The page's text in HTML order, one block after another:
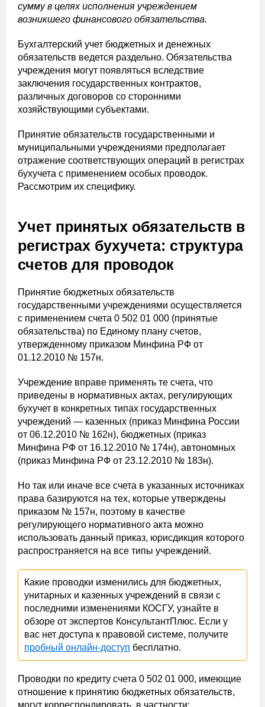
сумму в целях исполнения учреждением
возникшего финансового обязательства.
Бухгалтерский учет бюджетных и денежных
обязательств ведется раздельно. Обязательства
учреждения могут появляться вследствие
заключения государственных контрактов,
различных договоров со сторонними
хозяйствующими субъектами.
Принятие обязательств государственными и
муниципальными учреждениями предполагает
отражение соответствующих операций в регистрах
бухучета с применением особых проводок.
Рассмотрим их специфику.
Учет принятых обязательств в
регистрах бухучета: структура
счетов для проводок
Принятие бюджетных обязательств
государственными учреждениями осуществляется
с применением счета 0 502 01 000 (принятые
обязательства) по Единому плану счетов,
утвержденному приказом Минфина РФ от
01.12.2010 № 157н.
Учреждение вправе применять те счета, что
приведены в нормативных актах, регулирующих
бухучет в конкретных типах государственных
учреждений — казенных (приказ Минфина России
от 06.12.2010 № 162н), бюджетных (приказ
Минфина РФ от 16.12.2010 № 174н), автономных
(приказ Минфина РФ от 23.12.2010 № 183н).
Но так или иначе все счета в указанных источниках
права базируются на тех, которые утверждены
приказом № 157н, поэтому в качестве
регулирующего нормативного акта можно
использовать данный приказ, юрисдикция которого
распространяется на все типы учреждений.
Какие проводки изменились для бюджетных,
унитарных и казенных учреждений в связи с
последними изменениями КОСГУ, узнайте в
обзоре от экспертов КонсультантПлюс. Если у
вас нет доступа к правовой системе, получите
пробный онлайн-доступ бесплатно.
Проводки по кредиту счета 0 502 01 000, имеющие
отношение к принятию бюджетных обязательств,